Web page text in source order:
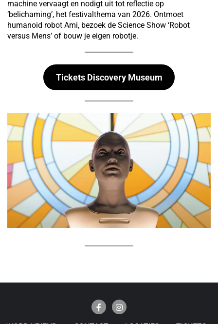
machine vervaagt en nodigt uit tot reflectie op
‘belichaming’, het festivalthema van 2026. Ontmoet
humanoid robot Ami, bezoek de Science Show ‘Robot
versus Mens’ of bouw je eigen robotje.
Tickets Discovery Museum